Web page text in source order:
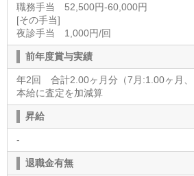
職務手当 52,500円-60,000円
[その手当]
夜診手当 1,000円/回
前年度賞与実績
年2回 合計2.00ヶ月分（7月:1.00ヶ月
本給に査定を加減算
昇給
-
退職金有無